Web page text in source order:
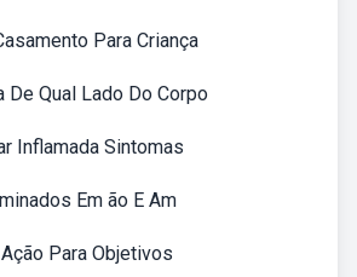
Para Criança
De Qual Lado Do Corpo
Inflamada Sintomas
Em ão E Am
Para Objetivos